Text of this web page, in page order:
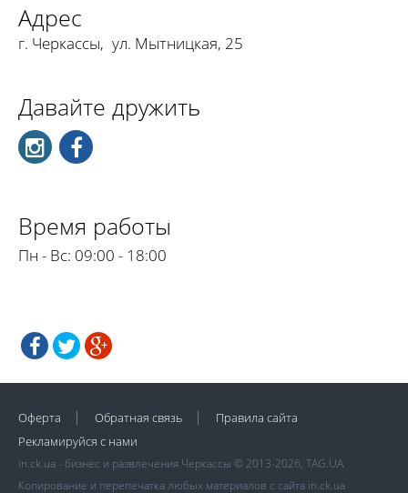
Адрес
г. Черкассы, ул. Мытницкая, 25
Давайте дружить
Время работы
Пн - Вс: 09:00 - 18:00
Оферта Обратная связь
Правила сайта
Рекламируйся с нами
in.ck.ua - бизнес и развлечения Черкассы © 2013-2026, TAG.UA
Копирование и перепечатка любых материалов с сайта in.ck.ua